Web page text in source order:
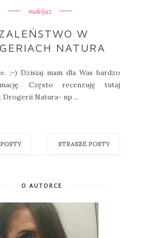
makijaż
W
NATURA
;-) Dzisiaj mam dla Was bardzo
Często recenzuję tutaj
Drogerii Natura- np ...
STRASZE POSTY
O AUTORCE